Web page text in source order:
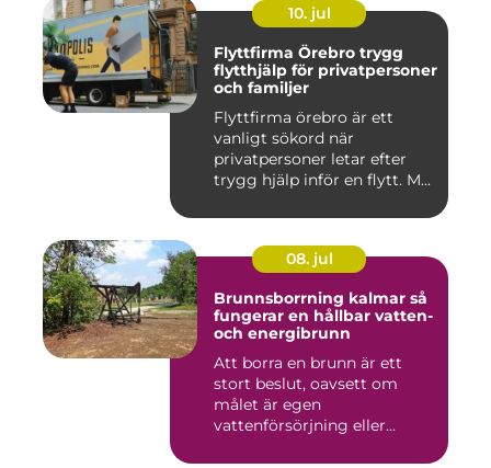
10. jul
Flyttfirma Örebro trygg
flytthjälp för privatpersoner
och familjer
Flyttfirma örebro är ett
vanligt sökord när
privatpersoner letar efter
trygg hjälp inför en flytt. M...
08. jul
Brunnsborrning kalmar så
fungerar en hållbar vatten-
och energibrunn
Att borra en brunn är ett
stort beslut, oavsett om
målet är egen
vattenförsörjning eller